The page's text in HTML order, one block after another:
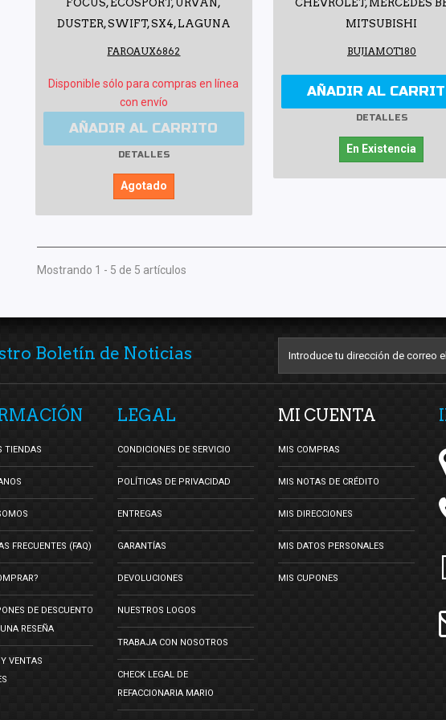
FOCUS, ECOSPORT, URVAN,
DUSTER, SWIFT, SX4, LAGUNA
FAROAUX6862
Disponible sólo para compras en línea
con envío
AÑADIR AL CARRITO
DETALLES
Agotado
CHEVROLET, MERCEDES
MITSUBISHI
BUJIAMOT180
AÑADIR AL
DETALLES
En Existencia
Mostrando 1 - 5 de 5 artículos
Boletín de Noticias
TIENDAS
FRECUENTES (FAQ)
DE DESCUENTO
RESEÑA
VENTAS
LEGAL
CONDICIONES DE SERVICIO
POLÍTICAS DE PRIVACIDAD
ENTREGAS
GARANTÍAS
DEVOLUCIONES
NUESTROS LOGOS
TRABAJA CON NOSOTROS
CHECK LEGAL DE
REFACCIONARIA MARIO
MI CUENTA
MIS COMPRAS
MIS NOTAS DE CRÉDITO
MIS DIRECCIONES
MIS DATOS PERSONALES
MIS CUPONES